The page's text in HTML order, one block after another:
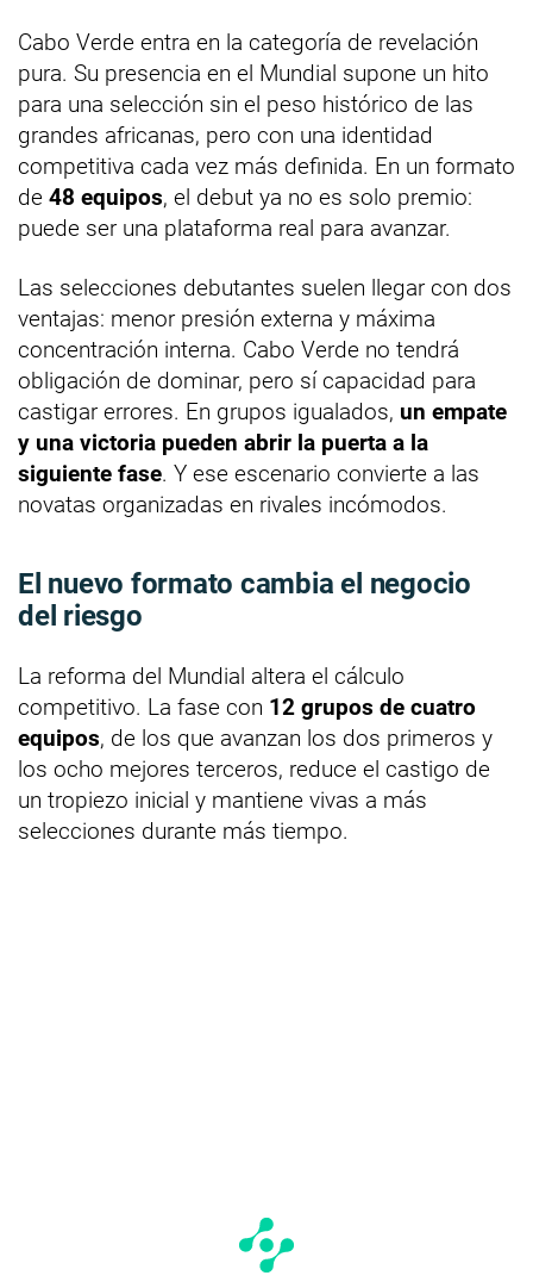
Cabo Verde entra en la categoría de revelación
pura. Su presencia en el Mundial supone un hito
para una selección sin el peso histórico de las
grandes africanas, pero con una identidad
competitiva cada vez más definida. En un formato
de 48 equipos, el debut ya no es solo premio:
puede ser una plataforma real para avanzar.
Las selecciones debutantes suelen llegar con dos
ventajas: menor presión externa y máxima
concentración interna. Cabo Verde no tendrá
obligación de dominar, pero sí capacidad para
castigar errores. En grupos igualados, un empate
y una victoria pueden abrir la puerta a la
siguiente fase. Y ese escenario convierte a las
novatas organizadas en rivales incómodos.
El nuevo formato cambia el negocio
del riesgo
La reforma del Mundial altera el cálculo
competitivo. La fase con 12 grupos de cuatro
equipos, de los que avanzan los dos primeros y
los ocho mejores terceros, reduce el castigo de
un tropiezo inicial y mantiene vivas a más
selecciones durante más tiempo.